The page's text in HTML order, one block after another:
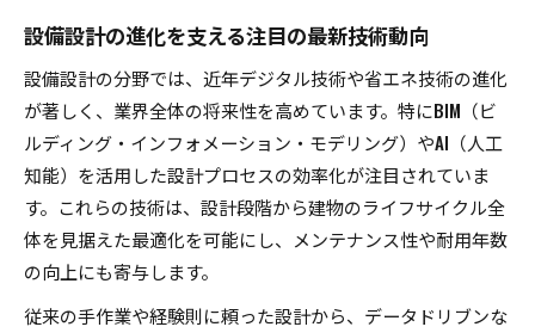
建築設備士受験資格を活用した成長ルート解説
設備設計から一級建築士へのキャリアアップの
道
設備設計職で年収アップを目指す具体的なアプ
ローチ
建築設備士の難易度と合格後の将来性について
再生可能エネルギー時代に設備設計が果たす役割
設備設計が再生可能エネルギー導入を支える要
点
設備設計の進化を支える注目の最新技術動向
設備設計の分野では、近年デジタル技術や省エネ技術の進化
が著しく、業界全体の将来性を高めています。特にBIM（ビ
ルディング・インフォメーション・モデリング）やAI（人工
知能）を活用した設計プロセスの効率化が注目されていま
す。これらの技術は、設計段階から建物のライフサイクル全
体を見据えた最適化を可能にし、メンテナンス性や耐用年数
の向上にも寄与します。
従来の手作業や経験則に頼った設計から、データドリブンな